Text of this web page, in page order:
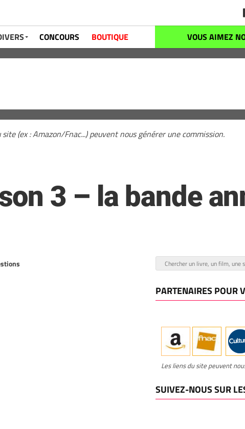
CONCOURS BOUTIQUE VOUS AIMEZ
(ex : Amazon/Fnac...) peuvent nous générer une commission.
3 – la bande
PARTENAIRES POUR
Les liens du site peuvent
SUIVEZ-NOUS SUR